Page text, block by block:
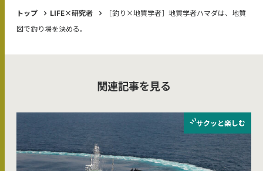
トップ LIFE×研究者
［釣り×地質学者］地質学者ハマダは、地質
図で釣り場を決める。
関連記事を見る
サクッと楽しむ